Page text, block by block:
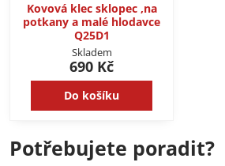
Kovová klec sklopec ,na
potkany a malé hlodavce
Q25D1
Skladem
690 Kč
Do košíku
Potřebujete poradit?